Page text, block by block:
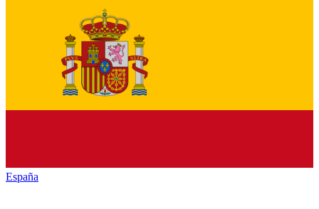
España